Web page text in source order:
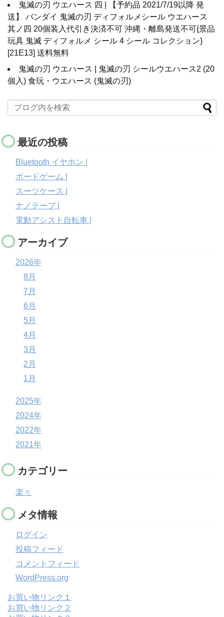
鬼滅の刃 ウエハース 四 | 【予約品 2021/7/19以降 発
送】 バンダイ 鬼滅の刃 ディフォルメシール ウエハース
其ノ四 20個装入代引き決済不可 沖縄・離島発送不可{景品
玩具 鬼滅 ディフォルメ シール 4 シール コレクション}
[21E13] 送料無料
鬼滅の刃 ウエハース | 鬼滅の刃 シールウエハース2 (20
個入) 食玩・ウエハース (鬼滅の刃)
最近の投稿
Bluetooth イヤホン |
ボードゲーム |
スーツケース |
ナノテープ |
電動アシスト自転車 |
アーカイブ
2026年
8月
7月
6月
5月
4月
3月
2月
1月
2025年
2024年
2022年
2021年
カテゴリー
楽々
メタ情報
ログイン
投稿フィード
コメントフィード
WordPress.org
お買い物リンク１
お買い物リンク２